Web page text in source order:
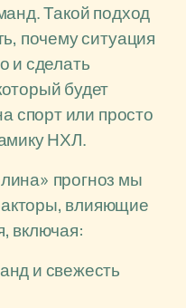
Такой подход
почему ситуация
и сделать
будет
спорт или просто
НХЛ.
прогноз мы
влияющие
включая:
и свежесть